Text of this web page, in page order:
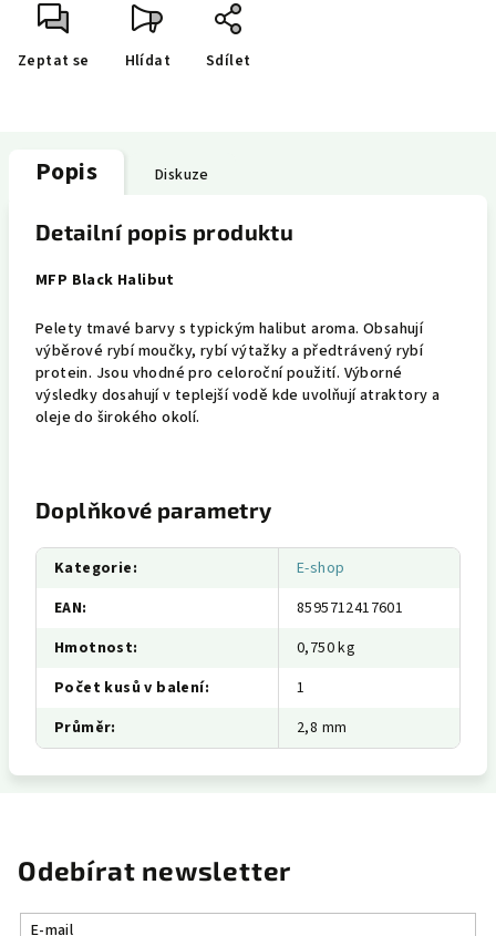
Zeptat se Hlídat Sdílet
Popis Diskuze
Detailní popis produktu
MFP Black Halibut
Pelety tmavé barvy s typickým halibut aroma. Obsahují
výběrové rybí moučky, rybí výtažky a předtrávený rybí
protein. Jsou vhodné pro celoroční použití. Výborné
výsledky dosahují v teplejší vodě kde uvolňují atraktory a
oleje do širokého okolí.
Doplňkové parametry
Kategorie:
E-shop
EAN:
8595712417601
Hmotnost:
0,750 kg
Počet kusů v balení:
1
Průměr: 2,8 mm
Odebírat newsletter
E-mail